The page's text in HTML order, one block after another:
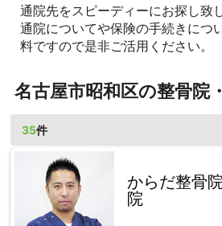
通院先をスピーディーにお探し致
通院についてや保険の手続きにつ
料ですので是非ご活用ください。
名古屋市昭和区の整骨院
35件
からだ整骨
院